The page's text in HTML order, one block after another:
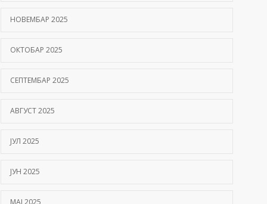
НОВЕМБАР 2025
ОКТОБАР 2025
СЕПТЕМБАР 2025
АВГУСТ 2025
ЈУЛ 2025
ЈУН 2025
МАЈ 2025